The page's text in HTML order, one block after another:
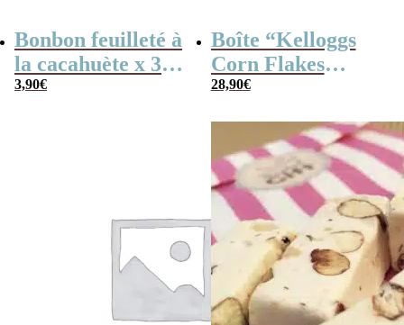
Bonbon feuilleté à
la cacahuète x 30
(170g) – Fabriqué
3,90€
Boîte “Kelloggs
Corn Flakes
Original” remplie
années 60
28,90€